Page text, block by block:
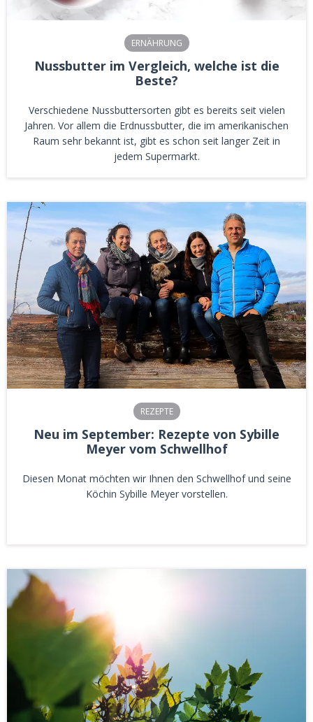
ERNÄHRUNG
Nussbutter im Vergleich, welche ist die
Beste?
Verschiedene Nussbuttersorten gibt es bereits seit vielen
Jahren. Vor allem die Erdnussbutter, die im amerikanischen
Raum sehr bekannt ist, gibt es schon seit langer Zeit in
jedem Supermarkt.
REZEPTE
Neu im September: Rezepte von Sybille
Meyer vom Schwellhof
Diesen Monat möchten wir Ihnen den Schwellhof und seine
Köchin Sybille Meyer vorstellen.